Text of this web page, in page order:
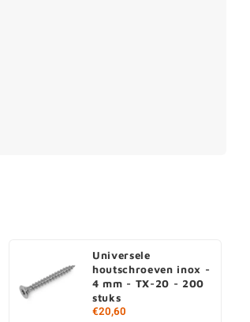
Universele
houtschroeven inox -
4 mm - TX-20 - 200
stuks
€20,60